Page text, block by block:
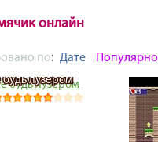
онлайн
по: Дате
лузером